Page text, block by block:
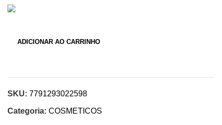
ADICIONAR AO CARRINHO
SKU: 7791293022598
Categoria: COSMETICOS